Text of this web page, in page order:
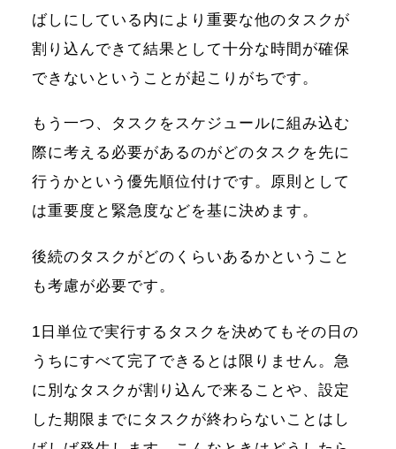
ばしにしている内により重要な他のタスクが
割り込んできて結果として十分な時間が確保
できないということが起こりがちです。
もう一つ、タスクをスケジュールに組み込む
際に考える必要があるのがどのタスクを先に
行うかという優先順位付けです。原則として
は重要度と緊急度などを基に決めます。
後続のタスクがどのくらいあるかということ
も考慮が必要です。
1日単位で実行するタスクを決めてもその日の
うちにすべて完了できるとは限りません。急
に別なタスクが割り込んで来ることや、設定
した期限までにタスクが終わらないことはし